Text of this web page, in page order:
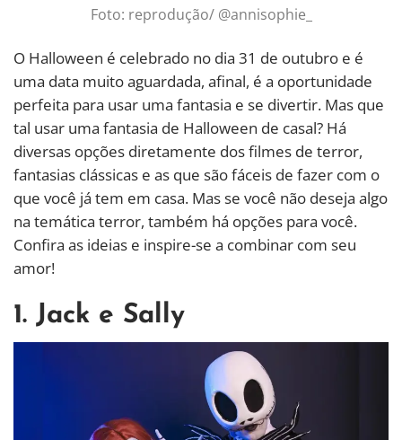
Foto: reprodução/ @annisophie_
O Halloween é celebrado no dia 31 de outubro e é
uma data muito aguardada, afinal, é a oportunidade
perfeita para usar uma fantasia e se divertir. Mas que
tal usar uma fantasia de Halloween de casal? Há
diversas opções diretamente dos filmes de terror,
fantasias clássicas e as que são fáceis de fazer com o
que você já tem em casa. Mas se você não deseja algo
na temática terror, também há opções para você.
Confira as ideias e inspire-se a combinar com seu
amor!
1. Jack e Sally